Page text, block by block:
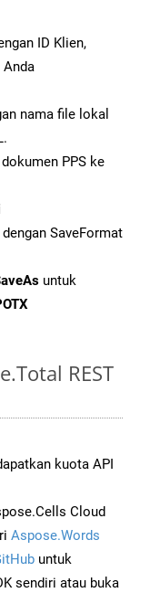
ID Klien,
Anda
nama file lokal
PPS ke
SaveFormat
untuk
REST
kuota API
Cloud
Aspose.Words
untuk
sendiri atau buka